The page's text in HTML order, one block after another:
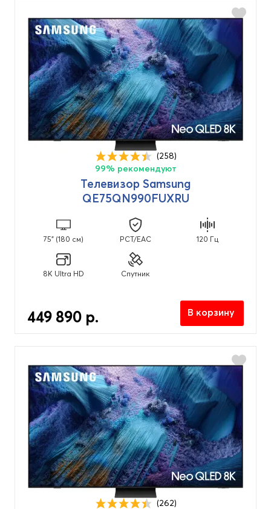
(258)
99% рекомендуют
Телевизор Samsung
QE75QN990FUXRU
75" (180 см) PCT/EAC 120 Гц
8K Ultra HD Спутник
449 890 р. В корзину
(262)